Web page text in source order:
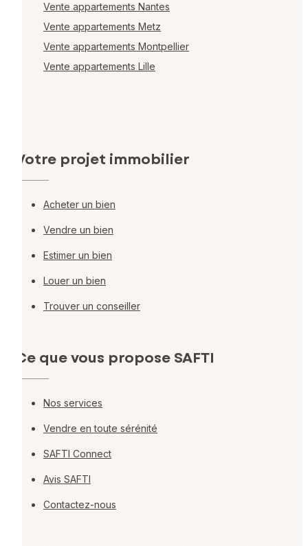
Vente appartements Nantes
Vente appartements Metz
Vente appartements Montpellier
Vente appartements Lille
Votre projet immobilier
Acheter un bien
Vendre un bien
Estimer un bien
Louer un bien
Trouver un conseiller
Ce que vous propose SAFTI
Nos services
Vendre en toute sérénité
SAFTI Connect
Avis SAFTI
Contactez-nous